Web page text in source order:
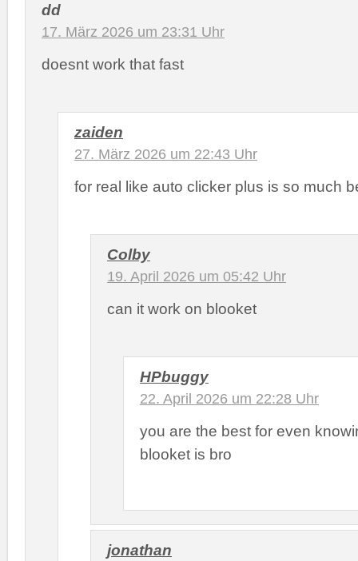
dd
17. März 2026 um 23:31 Uhr
doesnt work that fast
zaiden
27. März 2026 um 22:43 Uhr
for real like auto clicker plus is so much
Colby
19. April 2026 um 05:42 Uhr
can it work on blooket
HPbuggy
22. April 2026 um 22:28 Uhr
you are the best for even
blooket is bro
jonathan